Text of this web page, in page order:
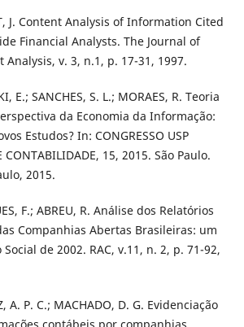
J. Content Analysis of Information Cited
Financial Analysts. The Journal of
Analysis, v. 3, n.1, p. 17-31, 1997.
E.; SANCHES, S. L.; MORAES, R. Teoria
da Economia da Informação:
Estudos? In: CONGRESSO USP
CONTABILIDADE, 15, 2015. São Paulo.
2015.
F.; ABREU, R. Análise dos Relatórios
Companhias Abertas Brasileiras: um
de 2002. RAC, v.11, n. 2, p. 71-92,
A. P. C.; MACHADO, D. G. Evidenciação